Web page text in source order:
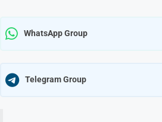
WhatsApp Group
Telegram Group